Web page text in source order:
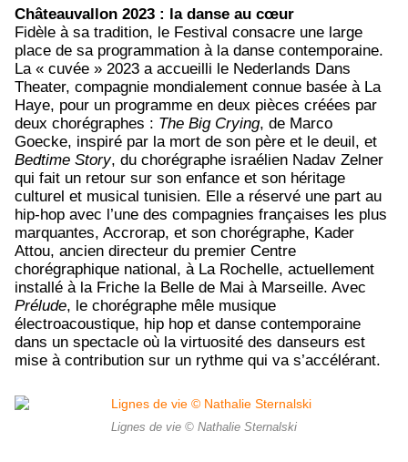
Châteauvallon 2023 : la danse au cœur
Fidèle à sa tradition, le Festival consacre une large
place de sa programmation à la danse contemporaine.
La « cuvée » 2023 a accueilli le Nederlands Dans
Theater, compagnie mondialement connue basée à La
Haye, pour un programme en deux pièces créées par
deux chorégraphes : The Big Crying, de Marco
Goecke, inspiré par la mort de son père et le deuil, et
Bedtime Story, du chorégraphe israélien Nadav Zelner
qui fait un retour sur son enfance et son héritage
culturel et musical tunisien. Elle a réservé une part au
hip-hop avec l’une des compagnies françaises les plus
marquantes, Accrorap, et son chorégraphe, Kader
Attou, ancien directeur du premier Centre
chorégraphique national, à La Rochelle, actuellement
installé à la Friche la Belle de Mai à Marseille. Avec
Prélude, le chorégraphe mêle musique
électroacoustique, hip hop et danse contemporaine
dans un spectacle où la virtuosité des danseurs est
mise à contribution sur un rythme qui va s’accélérant.
Lignes de vie © Nathalie Sternalski